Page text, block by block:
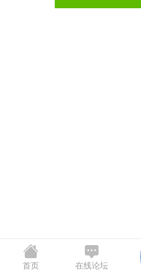
首页 在线论坛